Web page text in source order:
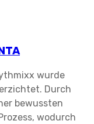
wurde
Durch
bewussten
wodurch